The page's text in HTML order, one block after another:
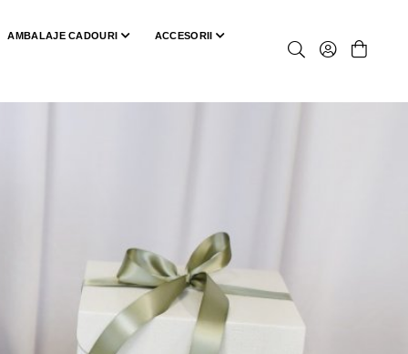
AMBALAJE CADOURI ACCESORII